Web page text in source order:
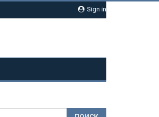
Sign in